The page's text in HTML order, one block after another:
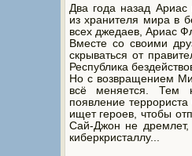
Два года назад Ариас
из хранителя мира в
всех джедаев, Ариас
Вместе со своими
скрываться от
Республика
Но с возвращением
всё меняется. Тем
появление
ищет героев, чтобы
Сай-Джон не дремлет,
киберкристаллу...